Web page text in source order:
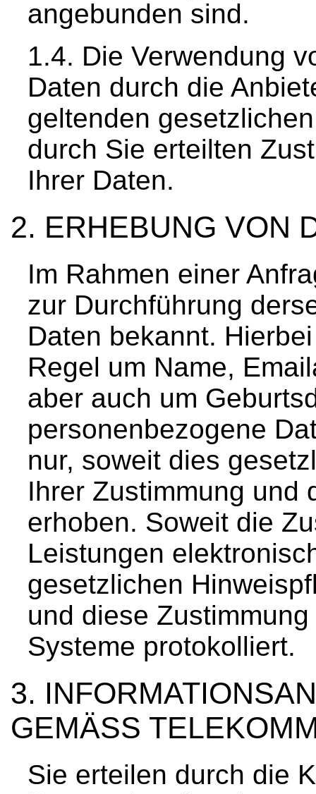
angebunden sind.
Die Verwendung
Daten durch die
geltenden
durch Sie erteilten
Ihrer Daten.
ERHEBUNG VON
Im Rahmen einer
zur Durchführung
Daten bekannt.
Regel um Name,
aber auch um
personenbezogene
nur, soweit dies
Ihrer Zustimmung und
erhoben. Soweit die
Leistungen
gesetzlichen
und diese
Systeme protokolliert.
GEMÄSS
Sie erteilen durch die